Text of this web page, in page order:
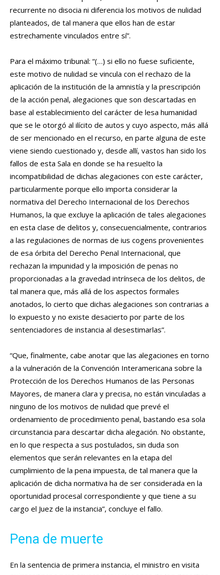
recurrente no disocia ni diferencia los motivos de nulidad
planteados, de tal manera que ellos han de estar
estrechamente vinculados entre sí”.
Para el máximo tribunal: “(…) si ello no fuese suficiente,
este motivo de nulidad se vincula con el rechazo de la
aplicación de la institución de la amnistía y la prescripción
de la acción penal, alegaciones que son descartadas en
base al establecimiento del carácter de lesa humanidad
que se le otorgó al ilícito de autos y cuyo aspecto, más allá
de ser mencionado en el recurso, en parte alguna de este
viene siendo cuestionado y, desde allí, vastos han sido los
fallos de esta Sala en donde se ha resuelto la
incompatibilidad de dichas alegaciones con este carácter,
particularmente porque ello importa considerar la
normativa del Derecho Internacional de los Derechos
Humanos, la que excluye la aplicación de tales alegaciones
en esta clase de delitos y, consecuencialmente, contrarios
a las regulaciones de normas de ius cogens provenientes
de esa órbita del Derecho Penal Internacional, que
rechazan la impunidad y la imposición de penas no
proporcionadas a la gravedad intrínseca de los delitos, de
tal manera que, más allá de los aspectos formales
anotados, lo cierto que dichas alegaciones son contrarias a
lo expuesto y no existe desacierto por parte de los
sentenciadores de instancia al desestimarlas”.
“Que, finalmente, cabe anotar que las alegaciones en torno
a la vulneración de la Convención Interamericana sobre la
Protección de los Derechos Humanos de las Personas
Mayores, de manera clara y precisa, no están vinculadas a
ninguno de los motivos de nulidad que prevé el
ordenamiento de procedimiento penal, bastando esa sola
circunstancia para descartar dicha alegación. No obstante,
en lo que respecta a sus postulados, sin duda son
elementos que serán relevantes en la etapa del
cumplimiento de la pena impuesta, de tal manera que la
aplicación de dicha normativa ha de ser considerada en la
oportunidad procesal correspondiente y que tiene a su
cargo el Juez de la instancia”, concluye el fallo.
Pena de muerte
En la sentencia de primera instancia, el ministro en visita